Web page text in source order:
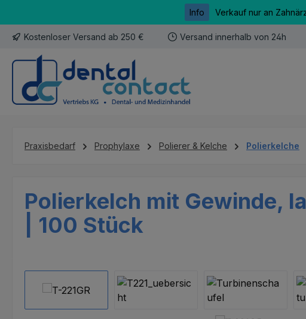
Info Verkauf nur an
Kostenloser Versand ab 250 € Versand innerhalb von 24h
Praxisbedarf Prophylaxe Polierer & Kelche Polierkelche
Polierkelch mit Gewinde,
| 100 Stück
Bildergalerie überspringen